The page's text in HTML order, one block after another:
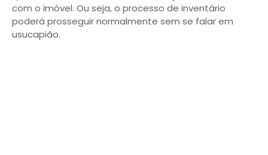
com o imóvel. Ou seja, o processo de inventário
poderá prosseguir normalmente sem se falar em
usucapião.